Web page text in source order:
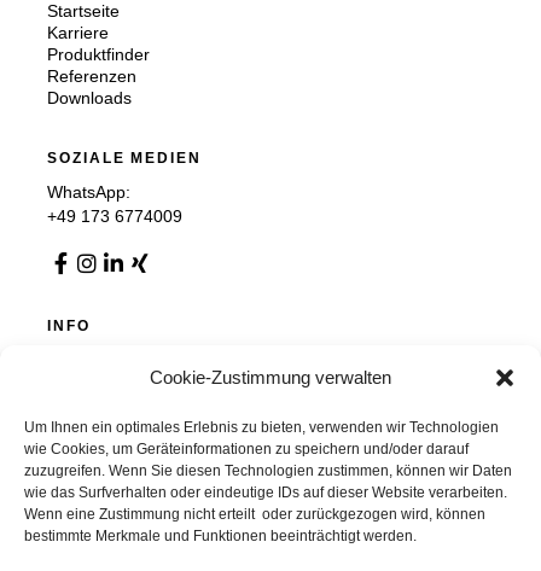
Cookie-Zustimmung verwalten
Um Ihnen ein optimales Erlebnis zu bieten, verwenden wir Technologien
wie Cookies, um Geräteinformationen zu speichern und/oder darauf
zuzugreifen. Wenn Sie diesen Technologien zustimmen, können wir Daten
wie das Surfverhalten oder eindeutige IDs auf dieser Website verarbeiten.
Wenn eine Zustimmung nicht erteilt oder zurückgezogen wird, können
bestimmte Merkmale und Funktionen beeinträchtigt werden.
Startseite
Karriere
Produktfinder
Referenzen
Downloads
SOZIALE MEDIEN
WhatsApp:
+49 173 6774009
INFO
Cookie-Richtlinie (EU)
Chemnitzer Trennwände GmbH & Co. KG
Auer Straße 36, 09366 Stollberg, Deutschland